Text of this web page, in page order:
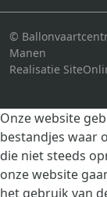
©
Manen
Realisatie
Onze website
bestandjes waar
die niet steeds
onze website
het gebruik van